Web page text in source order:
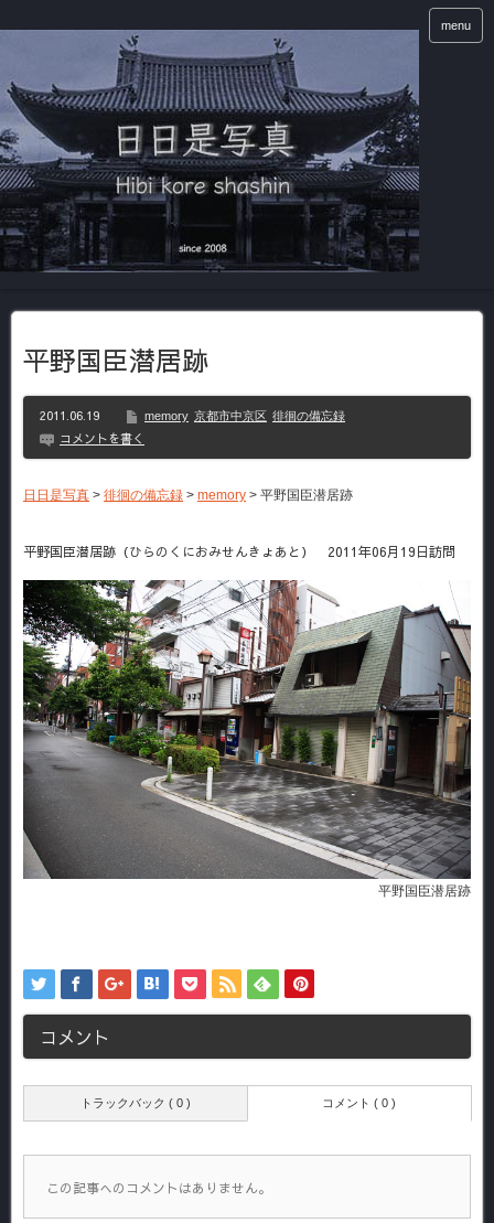
menu
平野国臣潜居跡
2011.06.19 memory 京都市中京区 徘徊の備忘録
コメントを書く
日日是写真 > 徘徊の備忘録 > memory > 平野国臣潜居跡
平野国臣潜居跡（ひらのくにおみせんきょあと） 2011年06月19日訪問
平野国臣潜居跡
コメント
トラックバック ( 0 ) コメント ( 0 )
この記事へのコメントはありません。